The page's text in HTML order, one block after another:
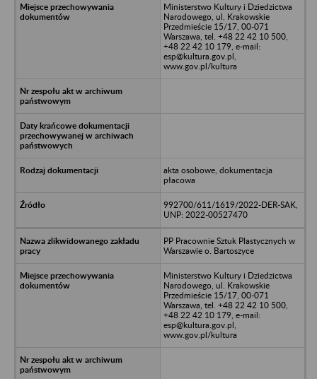
Ministerstwo Kultury i Dziedzictwa
Narodowego, ul. Krakowskie
Przedmieście 15/17, 00-071
Warszawa, tel. +48 22 42 10 500,
+48 22 42 10 179, e-mail:
esp@kultura.gov.pl,
www.gov.pl/kultura
akta osobowe, dokumentacja
płacowa
992700/611/1619/2022-DER-SAK,
UNP: 2022-00527470
PP Pracownie Sztuk Plastycznych w
Warszawie o. Bartoszyce
Ministerstwo Kultury i Dziedzictwa
Narodowego, ul. Krakowskie
Przedmieście 15/17, 00-071
Warszawa, tel. +48 22 42 10 500,
+48 22 42 10 179, e-mail:
esp@kultura.gov.pl,
www.gov.pl/kultura